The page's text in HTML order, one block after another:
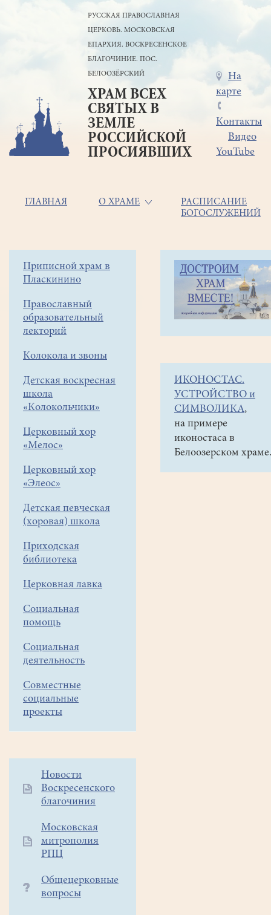
РУССКАЯ ПРАВОСЛАВНАЯ
ЦЕРКОВЬ. МОСКОВСКАЯ
ЕПАРХИЯ. ВОСКРЕСЕНСКОЕ
БЛАГОЧИНИЕ. ПОС.
БЕЛООЗЁРСКИЙ
ХРАМ ВСЕХ
СВЯТЫХ В
ЗЕМЛЕ
РОССИЙСКОЙ
ПРОСИЯВШИХ
Меню
в
шапке
На
карте
Контакты
Видео
YouTube
Основная
ГЛАВНАЯ О ХРАМЕ
РАСПИСАНИЕ
БОГОСЛУЖЕНИЙ
Боковое
меню
Приписной храм в
Пласкинино
Православный
образовательный
лекторий
Колокола и звоны
Детская воскресная
школа
«Колокольчики»
Церковный хор
«Мелос»
Церковный хор
«Элеос»
Детская певческая
(хоровая) школа
Приходская
библиотека
Церковная лавка
Социальная
помощь
Социальная
деятельность
Совместные
социальные
проекты
Дополнительное
меню
Новости
Воскресенского
благочиния
Московская
митрополия
РПЦ
Общецерковные
вопросы
Строка
навигации
Объявления
Предлагаем
видеофильмы
трезвости
Предлагаем
вашему
вниманию
видеофильмы
ИКОНОСТАС.
УСТРОЙСТВО и
СИМВОЛИКА,
на примере
иконостаса в
Белоозерском храме.